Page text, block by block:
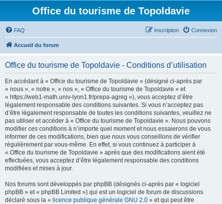
Office du tourisme de Topoldavie
FAQ Connexion
Inscription
Accueil du forum
Office du tourisme de Topoldavie - Conditions d’utilisation
En accédant à « Office du tourisme de Topoldavie » (désigné ci-après par
« nous », « notre », « nos », « Office du tourisme de Topoldavie » et
« https://web1-math.univ-lyon1.fr/prepa-agreg »), vous acceptez d’être
légalement responsable des conditions suivantes. Si vous n’acceptez pas
d’être légalement responsable de toutes les conditions suivantes, veuillez ne
pas utiliser et accéder à « Office du tourisme de Topoldavie ». Nous pouvons
modifier ces conditions à n’importe quel moment et nous essaierons de vous
informer de ces modifications, bien que nous vous conseillons de vérifier
régulièrement par vous-même. En effet, si vous continuez à participer à
« Office du tourisme de Topoldavie » après que des modifications aient été
effectuées, vous acceptez d’être légalement responsable des conditions
modifiées et mises à jour.
Nos forums sont développés par phpBB (désignés ci-après par « logiciel
phpBB » et « phpBB Limited ») qui est un logiciel de forum de discussions
déclaré sous la « licence publique générale GNU 2.0 » et qui peut être